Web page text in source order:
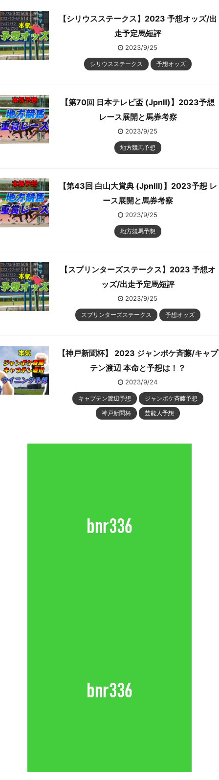
【シリウスステークス】2023 予想オッズ/出
走予定馬短評
2023/9/25
シリウスステークス 予想オッズ
【第70回 日本テレビ盃 (JpnⅡ)】2023予想
レース展開と馬券考察
2023/9/25
地方競馬予想
【第43回 白山大賞典 (JpnⅢ)】2023予想 レ
ース展開と馬券考察
2023/9/25
地方競馬予想
【スプリンターズステークス】2023 予想オ
ッズ/出走予定馬短評
2023/9/25
スプリンターズステークス 予想オッズ
【神戸新聞杯】 2023 ジャンポケ斉藤/キャプ
テン渡辺 本命と予想は！？
2023/9/24
キャプテン渡辺予想
ジャンポケ斉藤予想
神戸新聞杯
芸能人予想